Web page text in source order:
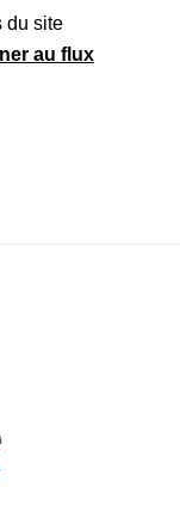
du site
au flux